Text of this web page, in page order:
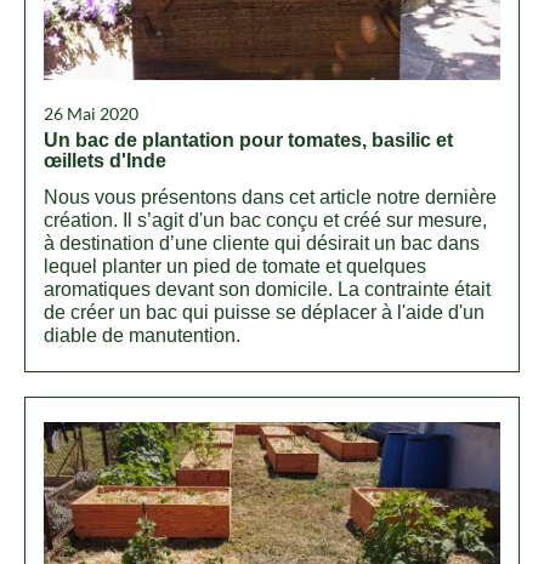
26 Mai 2020
Un bac de plantation pour tomates, basilic et
œillets d'Inde
Nous vous présentons dans cet article notre dernière
création. Il s’agit d'un bac conçu et créé sur mesure,
à destination d’une cliente qui désirait un bac dans
lequel planter un pied de tomate et quelques
aromatiques devant son domicile. La contrainte était
de créer un bac qui puisse se déplacer à l'aide d'un
diable de manutention.